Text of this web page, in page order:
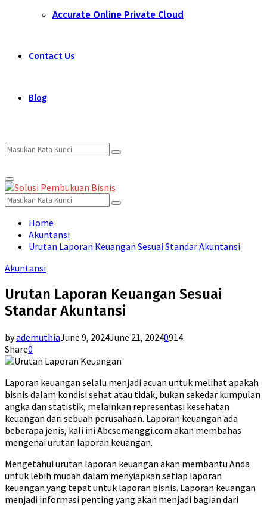
Accurate Online Private Cloud
Contact Us
Blog
Search
for:
Search
Primary
Menu
Search
for:
Search
Home
Akuntansi
Urutan Laporan Keuangan Sesuai Standar Akuntansi
Akuntansi
Urutan Laporan Keuangan Sesuai
Standar Akuntansi
byademuthiaJune 9, 2024June 21, 20240914
Share0
Laporan keuangan selalu menjadi acuan untuk melihat apakah
bisnis dalam kondisi sehat atau tidak, bukan sekedar kumpulan
angka dan statistik, melainkan representasi kesehatan
keuangan dari sebuah perusahaan. Laporan keuangan ada
beberapa jenis, kali ini Abcsemanggi.com akan membahas
mengenai urutan laporan keuangan.
Mengetahui urutan laporan keuangan akan membantu Anda
untuk lebih mudah dalam menyiapkan setiap laporan
keuangan yang tepat untuk laporan bisnis. Laporan keuangan
menjadi informasi penting yang akan menjadi bagian dari